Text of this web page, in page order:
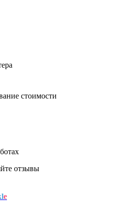
стоимости
отзывы
e